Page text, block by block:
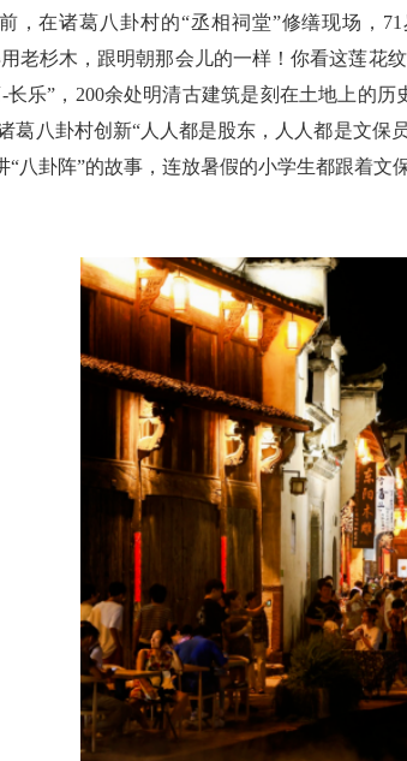
在诸葛八卦村的“丞相祠堂”修缮现场，71
老杉木，跟明朝那会儿的一样！你看这莲花
长乐”，200余处明清古建筑是刻在土地上的
葛八卦村创新“人人都是股东，人人都是文保
“八卦阵”的故事，连放暑假的小学生都跟着文